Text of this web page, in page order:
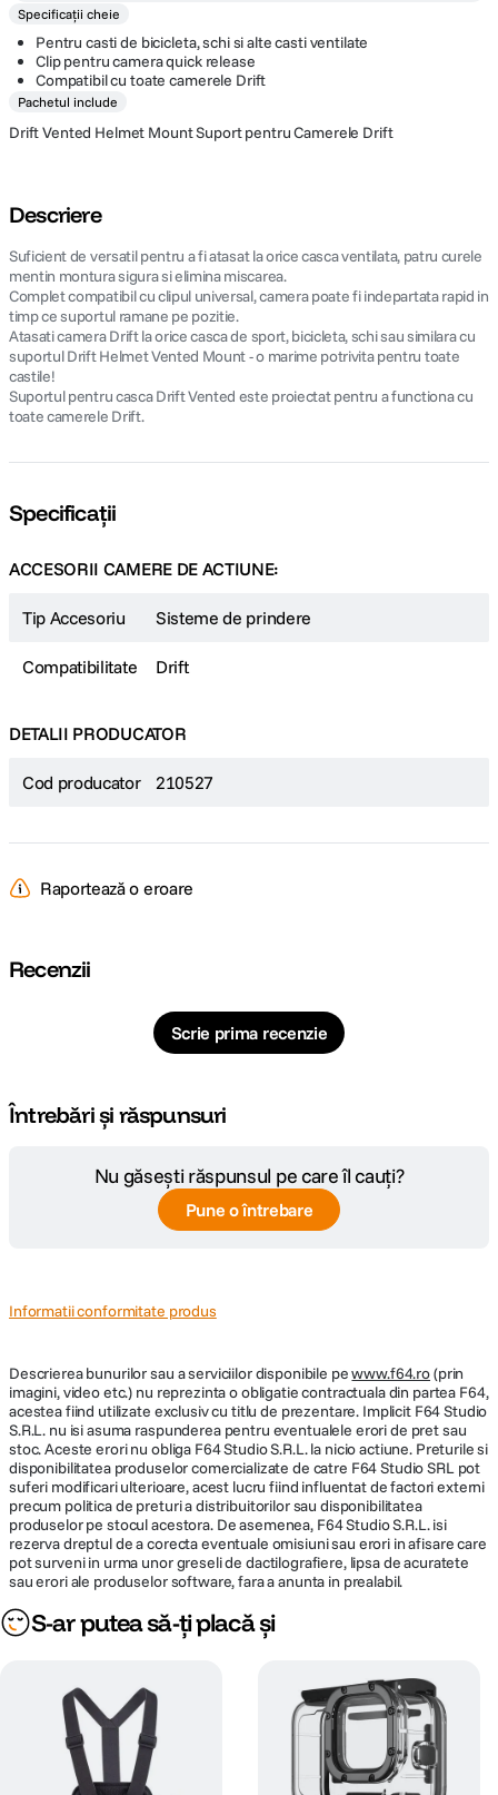
Specificații cheie
Pentru casti de bicicleta, schi si alte casti ventilate
Clip pentru camera quick release
Compatibil cu toate camerele Drift
Pachetul include
Drift Vented Helmet Mount Suport pentru Camerele Drift
Descriere
Suficient de versatil pentru a fi atasat la orice casca ventilata, patru curele
mentin montura sigura si elimina miscarea.
Complet compatibil cu clipul universal, camera poate fi indepartata rapid in
timp ce suportul ramane pe pozitie.
Atasati camera Drift la orice casca de sport, bicicleta, schi sau similara cu
suportul Drift Helmet Vented Mount - o marime potrivita pentru toate
castile!
Suportul pentru casca Drift Vented este proiectat pentru a functiona cu
toate camerele Drift.
Specificații
ACCESORII CAMERE DE ACTIUNE:
Tip Accesoriu Sisteme de prindere
Compatibilitate Drift
DETALII PRODUCATOR
Cod producator 210527
Raportează o eroare
Recenzii
Scrie prima recenzie
Întrebări și răspunsuri
Nu găsești răspunsul pe care îl cauți?
Pune o întrebare
Informatii conformitate produs
Descrierea bunurilor sau a serviciilor disponibile pewww.f64.ro(prin
imagini, video etc.) nu reprezinta o obligatie contractuala din partea F64,
acestea fiind utilizate exclusiv cu titlu de prezentare. Implicit F64 Studio
S.R.L. nu isi asuma raspunderea pentru eventualele erori de pret sau
stoc. Aceste erori nu obliga F64 Studio S.R.L. la nicio actiune. Preturile si
disponibilitatea produselor comercializate de catre F64 Studio SRL pot
suferi modificari ulterioare, acest lucru fiind influentat de factori externi
precum politica de preturi a distribuitorilor sau disponibilitatea
produselor pe stocul acestora. De asemenea, F64 Studio S.R.L. isi
rezerva dreptul de a corecta eventuale omisiuni sau erori in afisare care
pot surveni in urma unor greseli de dactilografiere, lipsa de acuratete
sau erori ale produselor software, fara a anunta in prealabil.
S-ar putea să-ți placă și